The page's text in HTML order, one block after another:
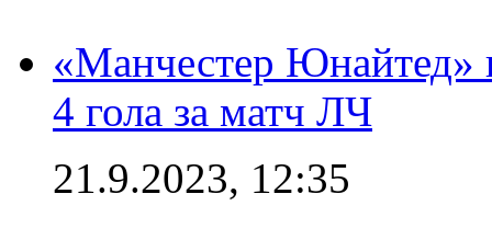
«Манчестер Юнайтед»
4 гола за матч ЛЧ
21.9.2023, 12:35